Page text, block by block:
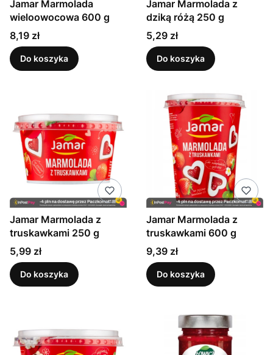
Jamar Marmolada
wieloowocowa 600 g
Cena
8,19 zł
Do koszyka
Jamar Marmolada z
dziką różą 250 g
Cena
5,29 zł
Do koszyka
Jamar Marmolada z
truskawkami 250 g
Cena
5,99 zł
Do koszyka
Jamar Marmolada z
truskawkami 600 g
Cena
9,39 zł
Do koszyka